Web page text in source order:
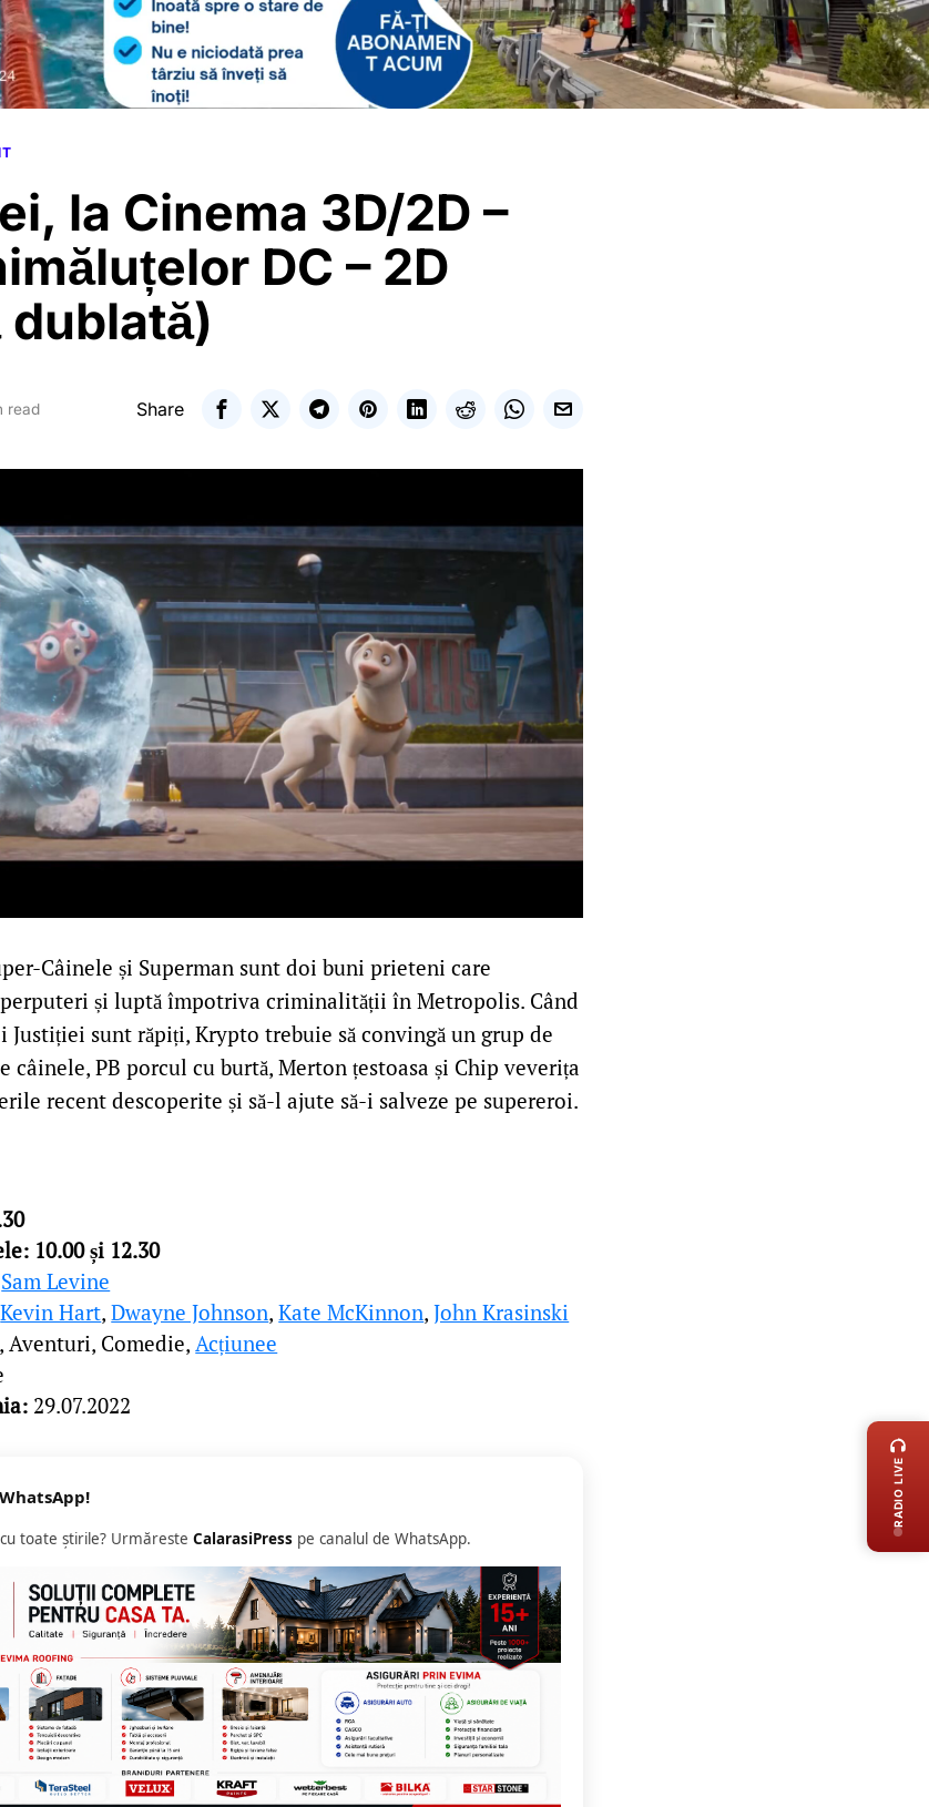
la Cinema 3D/2D –
DC – 2D
read Share
Câinele și Superman sunt doi buni prieteni care
și luptă împotriva criminalității în Metropolis. Când
Justiției sunt răpiți, Krypto trebuie să convingă un grup de
câinele, PB porcul cu burtă, Merton țestoasa și Chip veverița
recent descoperite și să-l ajute să-i salveze pe supereroi.
10.00 și 12.30
Sam Levine
Kevin Hart,Dwayne Johnson,Kate McKinnon,John Krasinski
, Aventuri, Comedie,Acțiunee
29.07.2022
toate știrile? Urmăreste CalarasiPress pe canalul de WhatsApp.
RADIO LIVE